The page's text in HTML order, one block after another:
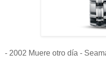
- 2002 Muere otro día -